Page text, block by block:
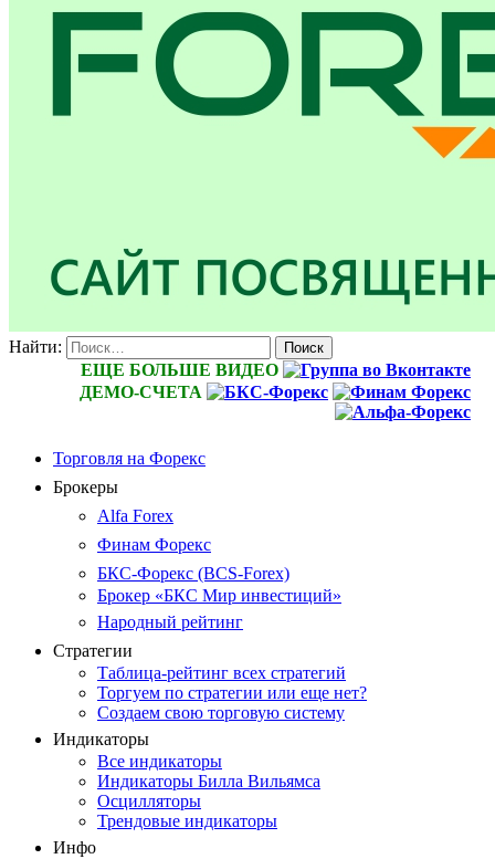
Найти:
ЕЩЕ БОЛЬШЕ ВИДЕО
ДЕМО-СЧЕТА
Торговля на Форекс
Брокеры
Alfa Forex
Финам Форекс
БКС-Форекс (BCS-Forex)
Брокер «БКС Мир инвестиций»
Народный рейтинг
Стратегии
Таблица-рейтинг всех стратегий
Торгуем по стратегии или еще нет?
Создаем свою торговую систему
Индикаторы
Все индикаторы
Индикаторы Билла Вильямса
Осцилляторы
Трендовые индикаторы
Инфо